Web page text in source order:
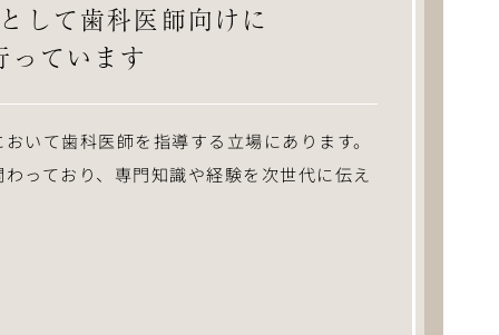
して歯科医師向けに
っています
いて歯科医師を指導する立場にあります。
っており、専門知識や経験を次世代に伝え